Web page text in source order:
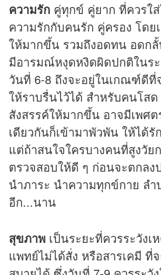
ความรัก คู่ทุกข์ คู่ยาก ที่ควรใ
ความรักกับคนรัก คู่ครอง โดย
ให้มากขึ้น รวมถึงอดทน อดกลั้
มีอารมณ์หงุดหงิดผิดปกติในร
วันที่ 6-8 ถึงจะอยู่ในเกณฑ์ดีที่
ให้ราบรื่นไว้ได้ สำหรับคนโสด
สังสรรค์ให้มากขึ้น อาจมีเพศ
เดียวกันก็เข้ามาพัวพัน ให้ได้รั
แต่ถ้าสนใจใครบางคนที่สูงวัย
ตรวจสอบให้ดี ๆ ก่อนจะตกลง
นำภาระ นำความทุกข์กาย ลำ
อีก...นาน
สุขภาพ เป็นระยะที่ควรระวัง
แพทย์ไม่ได้สั่ง หรือสารเคมี ที่